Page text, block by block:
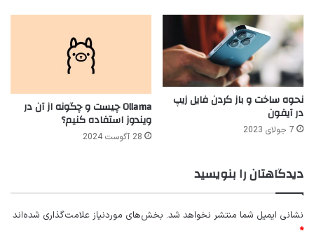
نحوه ساخت و باز کردن فایل زیپ
در آیفون
7 جولای 2023
Ollama چیست و چگونه از آن در
ویندوز استفاده کنیم؟
28 آگوست 2024
دیدگاهتان را بنویسید
نشانی ایمیل شما منتشر نخواهد شد. بخش‌های موردنیاز علامت‌گذاری شده‌اند
*